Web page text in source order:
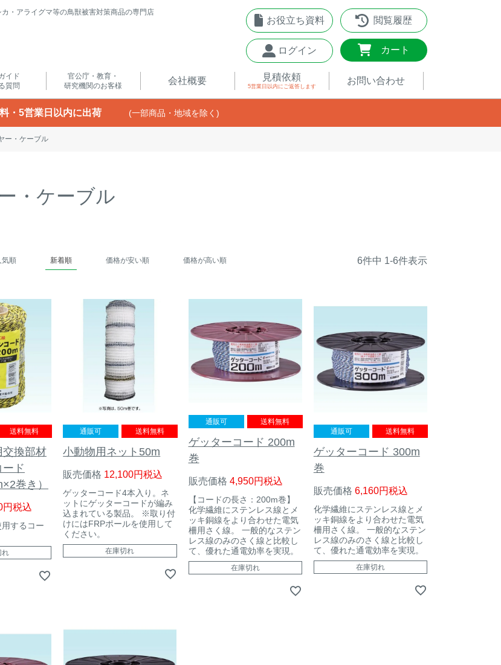
・アライグマ等の鳥獣被害対策商品の専門店
お役立ち資料 閲覧履歴
ログイン カート
イド
質問
官公庁・教育・
研究機関のお客様
会社概要 見積依頼
5営業日以内 にご返答します
お問い合わせ
・5営業日以内に出荷 (一部商品・地域を除く)
ー・ケーブル
・ケーブル
気順 新着順 価格が安い順 価格が高い順 6件中 1-6件表示
送料無料
交換部材
ド
巻き）
税込
するコー
れ
通販可 送料無料
小動物用ネット50m
販売価格 12,100 税込
ゲッターコード4本入り。ネ
ットにゲッターコードが編み
込まれている製品。 ※取り付
けにはFRPポールを使用して
ください。
在庫切れ
通販可 送料無料
ゲッターコード 200m
巻
販売価格 4,950 税込
【コードの長さ：200m巻】
化学繊維にステンレス線とメ
ッキ銅線をより合わせた電気
柵用さく線。 一般的なステン
レス線のみのさく線と比較し
て、優れた通電効率を実現。
在庫切れ
通販可 送料無料
ゲッターコード 300m
巻
販売価格 6,160 税込
化学繊維にステンレス線とメ
ッキ銅線をより合わせた電気
柵用さく線。 一般的なステン
レス線のみのさく線と比較し
て、優れた通電効率を実現。
在庫切れ